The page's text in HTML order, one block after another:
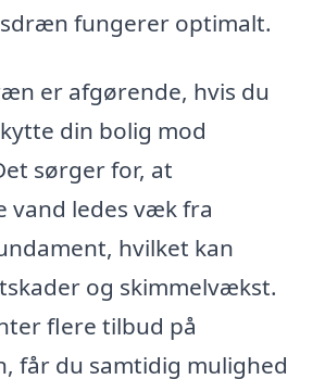
fungerer optimalt.
er afgørende, hvis du
din bolig mod
sørger for, at
vand ledes væk fra
hvilket kan
og skimmelvækst.
flere tilbud på
får du samtidig mulighed